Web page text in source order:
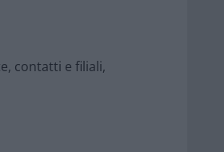
contatti e filiali,